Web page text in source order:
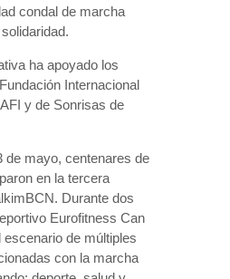
condal de marcha
ha apoyado los
Internacional
y de Sonrisas de
de mayo, centenares de
en la tercera
Durante dos
Eurofitness Can
escenario de múltiples
con la marcha